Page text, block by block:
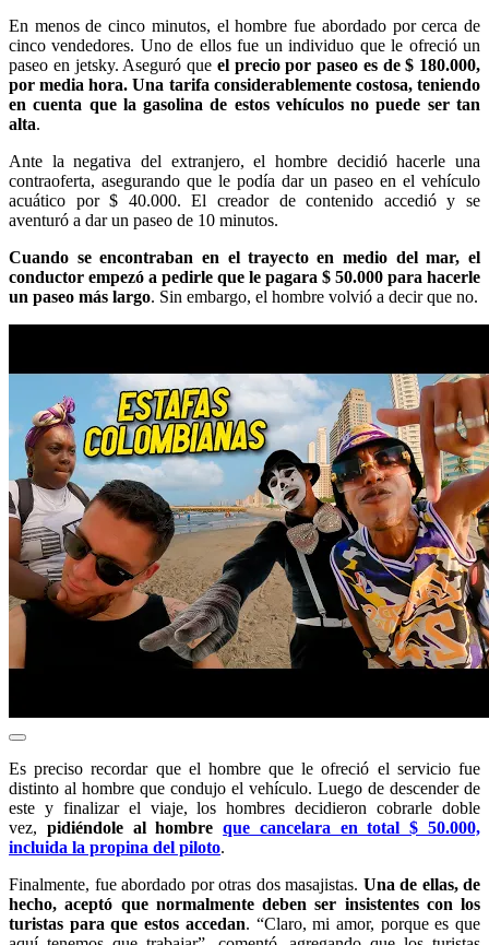
En menos de cinco minutos, el hombre fue abordado por cerca de
cinco vendedores. Uno de ellos fue un individuo que le ofreció un
paseo en jetsky. Aseguró que el precio por paseo es de $ 180.000,
por media hora. Una tarifa considerablemente costosa, teniendo
en cuenta que la gasolina de estos vehículos no puede ser tan
alta.
Ante la negativa del extranjero, el hombre decidió hacerle una
contraoferta, asegurando que le podía dar un paseo en el vehículo
acuático por $ 40.000. El creador de contenido accedió y se
aventuró a dar un paseo de 10 minutos.
Cuando se encontraban en el trayecto en medio del mar, el
conductor empezó a pedirle que le pagara $ 50.000 para hacerle
un paseo más largo. Sin embargo, el hombre volvió a decir que no.
Es preciso recordar que el hombre que le ofreció el servicio fue
distinto al hombre que condujo el vehículo. Luego de descender de
este y finalizar el viaje, los hombres decidieron cobrarle doble
vez, pidiéndole al hombreque cancelara en total $ 50.000,
incluida la propina del piloto.
Finalmente, fue abordado por otras dos masajistas. Una de ellas, de
hecho, aceptó que normalmente deben ser insistentes con los
turistas para que estos accedan. “Claro, mi amor, porque es que